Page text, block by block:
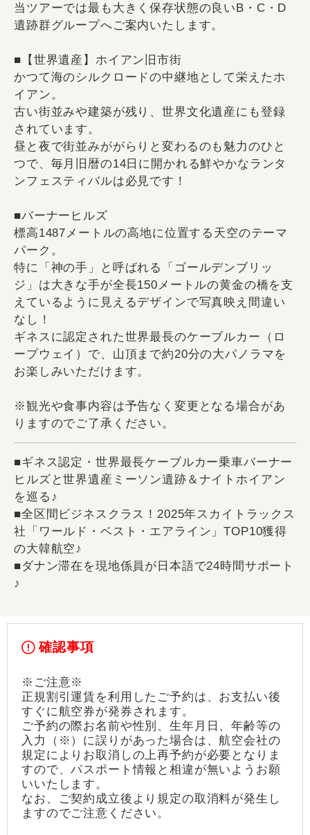
当ツアーでは最も大きく保存状態の良いB・C・D
遺跡群グループへご案内いたします。
■【世界遺産】ホイアン旧市街
かつて海のシルクロードの中継地として栄えたホ
イアン。
古い街並みや建築が残り、世界文化遺産にも登録
されています。
昼と夜で街並みががらりと変わるのも魅力のひと
つで、毎月旧暦の14日に開かれる鮮やかなランタ
ンフェスティバルは必見です！
■バーナーヒルズ
標高1487メートルの高地に位置する天空のテーマ
パーク。
特に「神の手」と呼ばれる「ゴールデンブリッ
ジ」は大きな手が全長150メートルの黄金の橋を支
えているように見えるデザインで写真映え間違い
なし！
ギネスに認定された世界最長のケーブルカー（ロ
ープウェイ）で、山頂まで約20分の大パノラマを
お楽しみいただけます。
※観光や食事内容は予告なく変更となる場合があ
りますのでご了承ください。
■ギネス認定・世界最長ケーブルカー乗車バーナー
ヒルズと世界遺産ミーソン遺跡＆ナイトホイアン
を巡る♪
■全区間ビジネスクラス！2025年スカイトラックス
社「ワールド・ベスト・エアライン」TOP10獲得
の大韓航空♪
■ダナン滞在を現地係員が日本語で24時間サポート
♪
確認事項
※ご注意※
正規割引運賃を利用したご予約は、お支払い後
すぐに航空券が発券されます。
ご予約の際お名前や性別、生年月日、年齢等の
入力（※）に誤りがあった場合は、航空会社の
規定によりお取消しの上再予約が必要となりま
すので、パスポート情報と相違が無いようお願
いいたします。
なお、ご契約成立後より規定の取消料が発生し
ますのでご注意ください。